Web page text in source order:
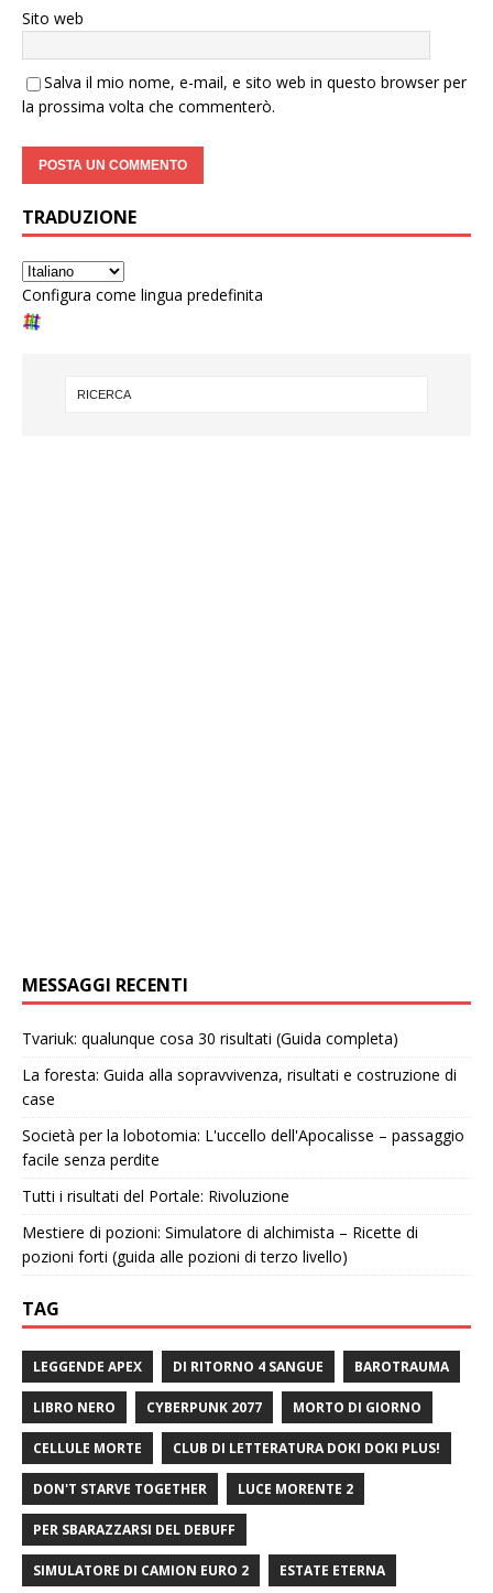
Sito web
Salva il mio nome, e-mail, e sito web in questo browser per
la prossima volta che commenterò.
TRADUZIONE
Configura come lingua predefinita
MESSAGGI RECENTI
Tvariuk: qualunque cosa 30 risultati (Guida completa)
La foresta: Guida alla sopravvivenza, risultati e costruzione di
case
Società per la lobotomia: L'uccello dell'Apocalisse – passaggio
facile senza perdite
Tutti i risultati del Portale: Rivoluzione
Mestiere di pozioni: Simulatore di alchimista – Ricette di
pozioni forti (guida alle pozioni di terzo livello)
TAG
LEGGENDE APEX DI RITORNO 4 SANGUE BAROTRAUMA
LIBRO NERO CYBERPUNK 2077 MORTO DI GIORNO
CELLULE MORTE CLUB DI LETTERATURA DOKI DOKI PLUS!
DON'T STARVE TOGETHER LUCE MORENTE 2
PER SBARAZZARSI DEL DEBUFF
SIMULATORE DI CAMION EURO 2 ESTATE ETERNA